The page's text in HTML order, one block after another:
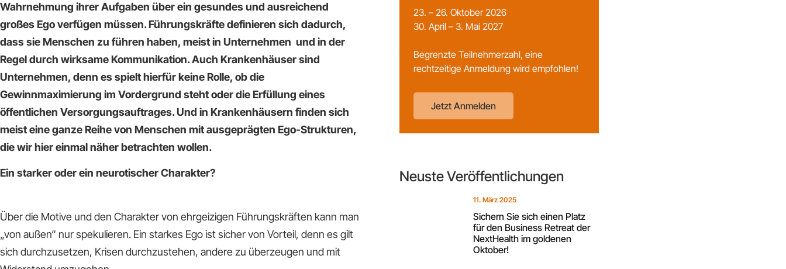
Wahrnehmung ihrer Aufgaben über ein gesundes und ausreichend
großes Ego verfügen müssen. Führungskräfte definieren sich dadurch,
dass sie Menschen zu führen haben, meist in Unternehmen und in der
Regel durch wirksame Kommunikation. Auch Krankenhäuser sind
Unternehmen, denn es spielt hierfür keine Rolle, ob die
Gewinnmaximierung im Vordergrund steht oder die Erfüllung eines
öffentlichen Versorgungsauftrages. Und in Krankenhäusern finden sich
meist eine ganze Reihe von Menschen mit ausgeprägten Ego-Strukturen,
die wir hier einmal näher betrachten wollen.
Ein starker oder ein neurotischer Charakter?
Über die Motive und den Charakter von ehrgeizigen Führungskräften kann man
„von außen“ nur spekulieren. Ein starkes Ego ist sicher von Vorteil, denn es gilt
sich durchzusetzen, Krisen durchzustehen, andere zu überzeugen und mit
23. – 26. Oktober 2026
30. April – 3. Mai 2027
Begrenzte Teilnehmerzahl, eine
rechtzeitige Anmeldung wird empfohlen!
Jetzt Anmelden
Neuste Veröffentlichungen
Sichern Sie sich einen Platz
für den Business Retreat der
NextHealth im goldenen
Oktober!
11. März 2025